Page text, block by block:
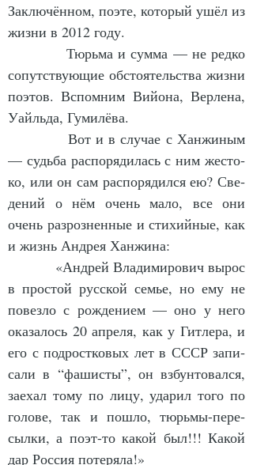
За­клю­чён­ном, по­эте, ко­то­рый ушёл из
жиз­ни в 2012 го­ду.
            Тюрь­ма и сум­ма — не ред­ко
со­пут­ст­ву­ю­щие об­сто­я­тельст­ва жиз­ни
по­этов. Вспом­ним Вий­о­на, Вер­ле­на,
Уайль­да, Гу­ми­лёва.
— судь­ба рас­по­ря­ди­лась с ним жес­то­
ко, или он сам рас­по­ря­дил­ся ею? Све­
де­ний о нём очень ма­ло, все они
очень раз­роз­нен­ные и сти­хий­ные, как
и жизнь Ан­дрея Хан­жи­на:
в прос­той рус­ской семье, но ему не
по­вез­ло с рож­де­ни­ем — оно у не­го
ока­за­лось 20 ап­ре­ля, как у Гит­ле­ра, и
его с под­рост­ко­вых лет в СССР за­пи­
са­ли в “фа­ши­с­ты”, он взбун­то­вал­ся,
за­ехал то­му по ли­цу, уда­рил то­го по
го­ло­ве, так и по­шло, тюрь­мы-пе­ре­
сыл­ки, а по­эт-то ка­кой был!!! Ка­кой
дар Рос­сия по­те­ря­ла!»